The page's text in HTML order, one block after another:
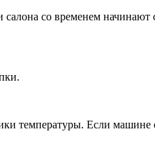
со временем начинают
температуры. Если машине